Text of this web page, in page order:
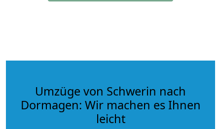
Umzüge von Schwerin nach
Dormagen: Wir machen es Ihnen
leicht